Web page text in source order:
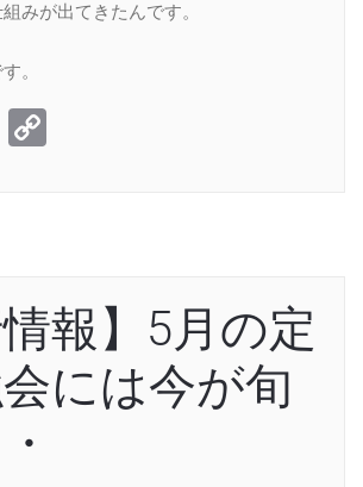
みが出てきたんです。
。
Line
情報】5月の定
には今が旬